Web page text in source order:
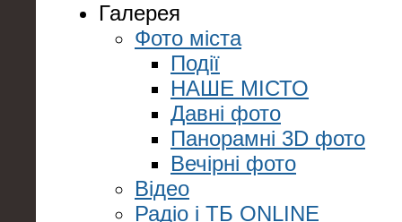
Галерея
Фото міста
Події
НАШЕ МІСТО
Давні фото
Панорамні 3D фото
Вечірні фото
Відео
Радіо і ТБ ONLINE